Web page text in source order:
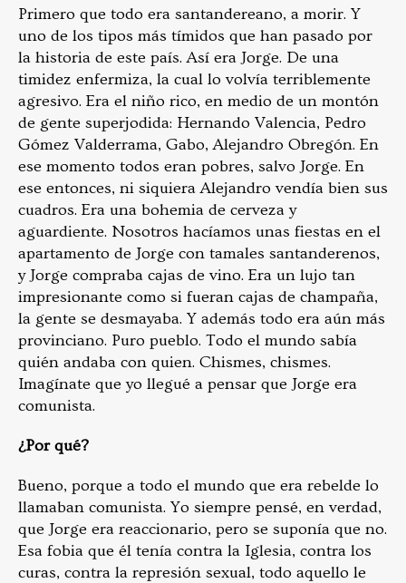
Primero que todo era santandereano, a morir. Y
uno de los tipos más tímidos que han pasado por
la historia de este país. Así era Jorge. De una
timidez enfermiza, la cual lo volvía terriblemente
agresivo. Era el niño rico, en medio de un montón
de gente superjodida: Hernando Valencia, Pedro
Gómez Valderrama, Gabo, Alejandro Obregón. En
ese momento todos eran pobres, salvo Jorge. En
ese entonces, ni siquiera Alejandro vendía bien sus
cuadros. Era una bohemia de cerveza y
aguardiente. Nosotros hacíamos unas fiestas en el
apartamento de Jorge con tamales santanderenos,
y Jorge compraba cajas de vino. Era un lujo tan
impresionante como si fueran cajas de champaña,
la gente se desmayaba. Y además todo era aún más
provinciano. Puro pueblo. Todo el mundo sabía
quién andaba con quien. Chismes, chismes.
Imagínate que yo llegué a pensar que Jorge era
comunista.
¿Por qué?
Bueno, porque a todo el mundo que era rebelde lo
llamaban comunista. Yo siempre pensé, en verdad,
que Jorge era reaccionario, pero se suponía que no.
Esa fobia que él tenía contra la Iglesia, contra los
curas, contra la represión sexual, todo aquello le